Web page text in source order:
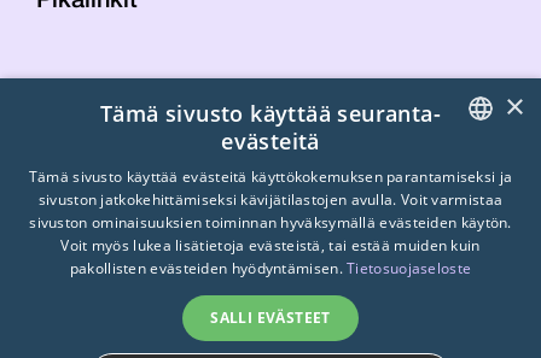
Laskutustiedot
Tietosuojaseloste
Turvallisemman tilan periaatteet
FINNISH
SWEDISH
×
Tämä sivusto käyttää seuranta-
evästeitä
Tämä sivusto käyttää evästeitä käyttökokemuksen parantamiseksi ja
sivuston jatkokehittämiseksi kävijätilastojen avulla. Voit varmistaa
sivuston ominaisuuksien toiminnan hyväksymällä evästeiden käytön.
Voit myös lukea lisätietoja evästeistä, tai estää muiden kuin
pakollisten evästeiden hyödyntämisen.Tietosuojaseloste
SALLI EVÄSTEET